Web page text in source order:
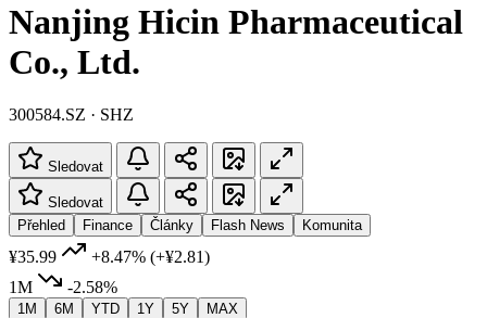
Nanjing Hicin Pharmaceutical
Co., Ltd.
300584.SZ · SHZ
Sledovat
Sledovat
Přehled
Finance Články Flash News Komunita
¥35.99 +8.47% (+¥2.81)
1M
-2.58%
1M 6M YTD 1Y 5Y MAX